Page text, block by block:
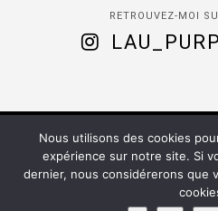
RETROUVEZ-MOI
(C) 2020 - Purple Dream
À
Nous utilisons des cookies
expérience sur notre site. Si
dernier, nous considérerons que